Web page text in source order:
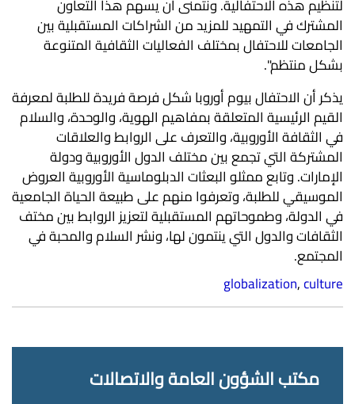
لتنظيم هذه الاحتفالية. ونتمنى أن يسهم هذا التعاون
المشترك في التمهيد للمزيد من الشراكات المستقبلية بين
الجامعات للاحتفال بمختلف الفعاليات الثقافية المتنوعة
بشكل منتظم".
يذكر أن الاحتفال بيوم أوروبا شكل فرصة فريدة للطلبة لمعرفة
القيم الرئيسية المتعلقة بمفاهيم الهوية، والوحدة، والسلام
في الثقافة الأوروبية، والتعرف على الروابط والعلاقات
المشتركة التي تجمع بين مختلف الدول الأوروبية ودولة
الإمارات. وتابع ممثلو البعثات الدبلوماسية الأوروبية العروض
الموسيقي للطلبة، وتعرفوا منهم على طبيعة الحياة الجامعية
في الدولة، وطموحاتهم المستقبلية لتعزيز الروابط بين مختف
الثقافات والدول التي ينتمون لها، ونشر السلام والمحبة في
المجتمع.
globalization,culture
مكتب الشؤون العامة والاتصالات